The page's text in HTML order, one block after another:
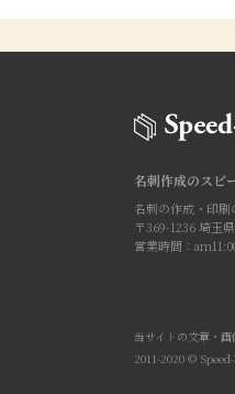
名刺作成のスピ
名刺の作成・印刷
〒369-1236 埼玉
営業時間：
当サイトの文章・
2011-2020 ©